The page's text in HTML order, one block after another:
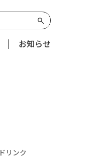
お知らせ
ドリンク